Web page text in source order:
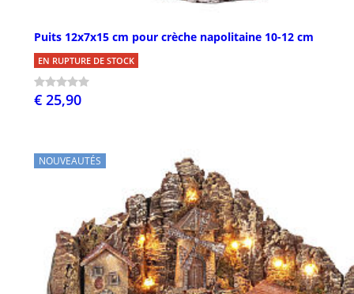
Puits 12x7x15 cm pour crèche napolitaine 10-12 cm
EN RUPTURE DE STOCK
€ 25,90
NOUVEAUTÉS